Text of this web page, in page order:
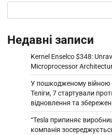
Недавні записи
Kernel Enselco $348:
Microprocessor
У пошкодженому війною
Теліги, 7 стартували
відновлення та
“Tesla припиняє
компанія